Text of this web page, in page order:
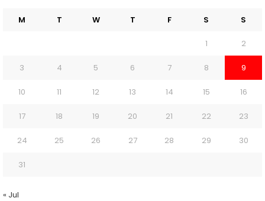
M T W T F S S
1 2
3 4 5 6 7 8 9
10 11 12 13 14 15 16
17 18 19 20 21 22 23
24 25 26 27 28 29 30
31
« Jul